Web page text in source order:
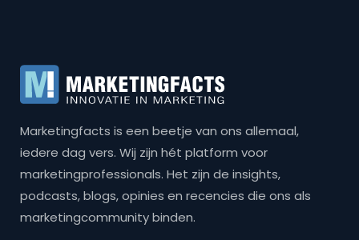
Marketingfacts is een beetje van ons allemaal,
iedere dag vers. Wij zijn hét platform voor
marketingprofessionals. Het zijn de insights,
podcasts, blogs, opinies en recencies die ons als
marketingcommunity binden.